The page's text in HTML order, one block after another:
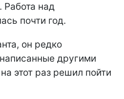
над
почти год.
он редко
другими
этот раз решил пойти